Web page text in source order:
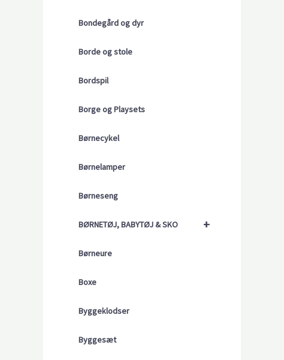
Bondegård og dyr
Borde og stole
Bordspil
Borge og Playsets
Børnecykel
Børnelamper
Børneseng
+
BØRNETØJ, BABYTØJ & SKO
Børneure
Boxe
Byggeklodser
Byggesæt